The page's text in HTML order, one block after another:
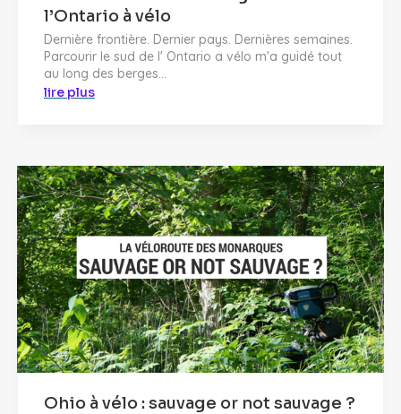
l’Ontario à vélo
Dernière frontière. Dernier pays. Dernières semaines.
Parcourir le sud de l' Ontario a vélo m'a guidé tout
au long des berges...
lire plus
Ohio à vélo : sauvage or not sauvage ?